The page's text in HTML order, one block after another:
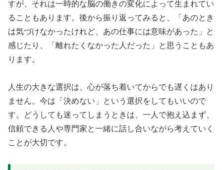
すが、それは一時的な脳の働きの変化によって生まれてい
ることもあります。後から振り返ってみると、「あのとき
は気づけなかったけれど、あの仕事には意味があった」と
感じたり、「離れたくなかった人だった」と思うこともあ
ります。
人生の大きな選択は、心が落ち着いてからでも遅くはあり
ません。今は「決めない」という選択をしてもいいので
す。どうしても迷ってしまうときは、一人で抱え込まず、
信頼できる人や専門家と一緒に話し合いながら考えていく
ことが大切です。